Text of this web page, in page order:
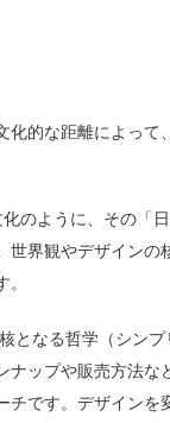
化的な距離によって
のように、その「日
世界観やデザインの
となる哲学（シンプ
ナップや販売方法な
チです。デザインを